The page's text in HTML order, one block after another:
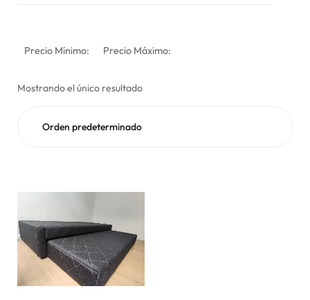
Precio Mínimo: Precio Máximo:
Mostrando el único resultado